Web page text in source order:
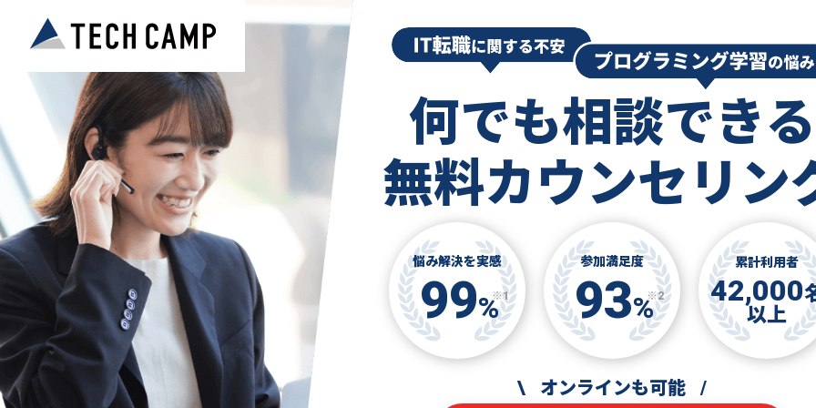
何でも相談できる
無料カウンセリン
悩み解決を実感
99%※1
参加満足度
93%※2
累計利用者
42,000
以上
\ オンラインも可能 /